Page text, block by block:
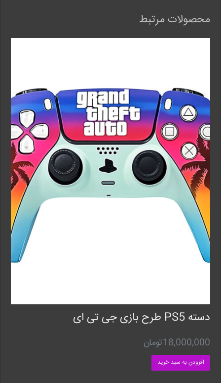
محصولات مرتبط
دسته PS5 طرح بازی جی تی ای
18,000,000تومان
افزودن به سبد خرید